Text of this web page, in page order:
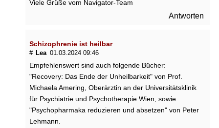
Viele Grüße vom Navigator-Team
Antworten
Schizophrenie ist heilbar
# Lea 01.03.2024 09:46
Empfehlenswert sind auch folgende Bücher:
"Recovery: Das Ende der Unheilbarkeit" von Prof.
Michaela Amering, Oberärztin an der Universitätsklinik
für Psychiatrie und Psychotherapie Wien, sowie
"Psychopharmaka reduzieren und absetzen" von Peter
Lehmann.
t
h
m
i
e
?
E